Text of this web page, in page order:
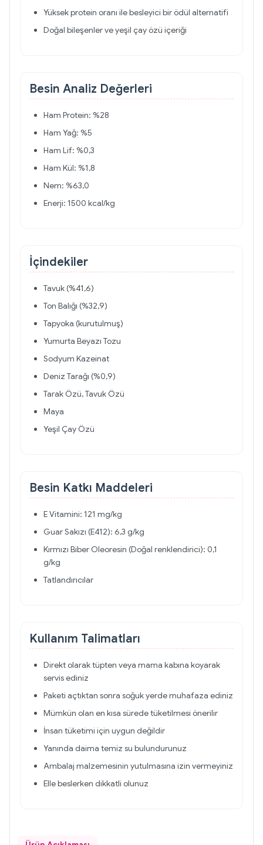
Yüksek protein oranı ile besleyici bir ödül alternatifi
Doğal bileşenler ve yeşil çay özü içeriği
Besin Analiz Değerleri
Ham Protein: %28
Ham Yağ: %5
Ham Lif: %0,3
Ham Kül: %1,8
Nem: %63,0
Enerji: 1500 kcal/kg
İçindekiler
Tavuk (%41,6)
Ton Balığı (%32,9)
Tapyoka (kurutulmuş)
Yumurta Beyazı Tozu
Sodyum Kazeinat
Deniz Tarağı (%0,9)
Tarak Özü, Tavuk Özü
Maya
Yeşil Çay Özü
Besin Katkı Maddeleri
E Vitamini: 121 mg/kg
Guar Sakızı (E412): 6,3 g/kg
Kırmızı Biber Oleoresin (Doğal renklendirici): 0,1
g/kg
Tatlandırıcılar
Kullanım Talimatları
Direkt olarak tüpten veya mama kabına koyarak
servis ediniz
Paketi açtıktan sonra soğuk yerde muhafaza ediniz
Mümkün olan en kısa sürede tüketilmesi önerilir
İnsan tüketimi için uygun değildir
Yanında daima temiz su bulundurunuz
Ambalaj malzemesinin yutulmasına izin vermeyiniz
Elle beslerken dikkatli olunuz